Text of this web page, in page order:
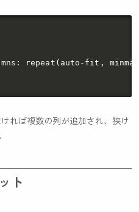
repeat(auto-fit,
れば複数の列が追加され、狭け
ト